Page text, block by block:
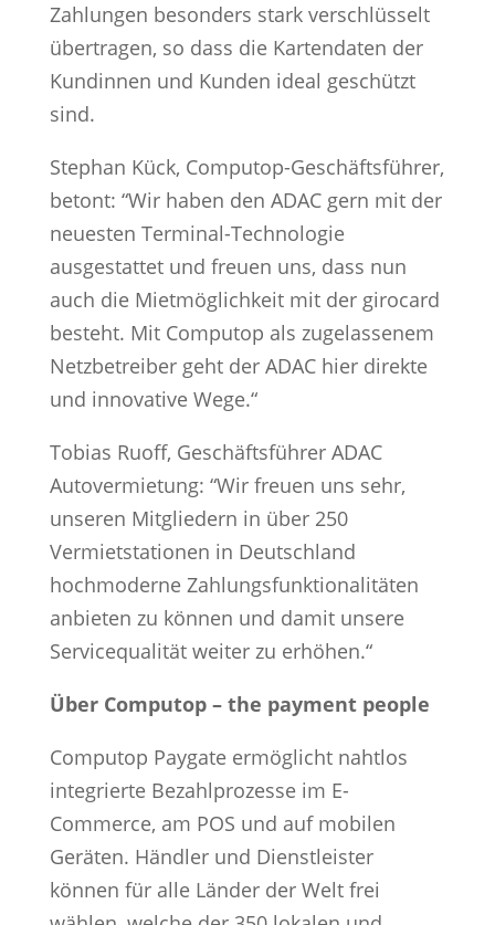
Zahlungen besonders stark verschlüsselt
übertragen, so dass die Kartendaten der
Kundinnen und Kunden ideal geschützt
sind.
Stephan Kück, Computop-Geschäftsführer,
betont: “Wir haben den ADAC gern mit der
neuesten Terminal-Technologie
ausgestattet und freuen uns, dass nun
auch die Mietmöglichkeit mit der girocard
besteht. Mit Computop als zugelassenem
Netzbetreiber geht der ADAC hier direkte
und innovative Wege.“
Tobias Ruoff, Geschäftsführer ADAC
Autovermietung: “Wir freuen uns sehr,
unseren Mitgliedern in über 250
Vermietstationen in Deutschland
hochmoderne Zahlungsfunktionalitäten
anbieten zu können und damit unsere
Servicequalität weiter zu erhöhen.“
Über Computop – the payment people
Computop Paygate ermöglicht nahtlos
integrierte Bezahlprozesse im E-
Commerce, am POS und auf mobilen
Geräten. Händler und Dienstleister
können für alle Länder der Welt frei